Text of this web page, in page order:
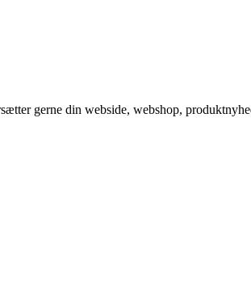
gerne din webside, webshop,